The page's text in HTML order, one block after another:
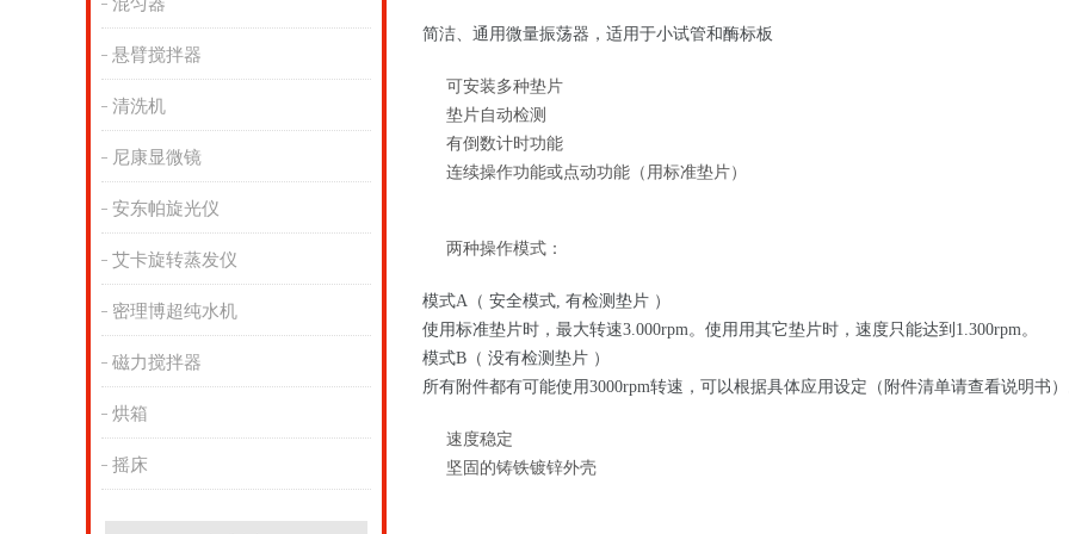
悬臂搅拌器
清洗机
尼康显微镜
安东帕旋光仪
艾卡旋转蒸发仪
密理博超纯水机
磁力搅拌器
烘箱
摇床
简洁、通用微量振荡器，适用于小试管和酶标板
可安装多种垫片
垫片自动检测
有倒数计时功能
连续操作功能或点动功能（用标准垫片）
两种操作模式：
模式A（ 安全模式, 有检测垫片 ）
使用标准垫片时，最大转速3.000rpm。使用用其它垫片时，速度只能达到1.300rpm。
模式B（ 没有检测垫片 ）
所有附件都有可能使用3000rpm转速，可以根据具体应用设定（附件清单请查看说明书）
速度稳定
坚固的铸铁镀锌外壳